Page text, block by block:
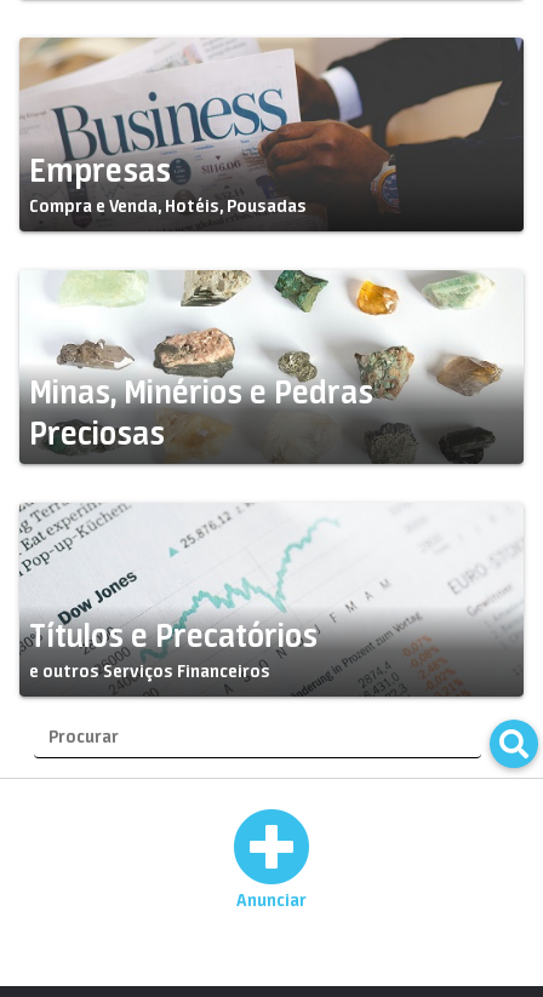
Empresas
Compra e Venda, Hotéis, Pousadas
Minas, Minérios e Pedras
Preciosas
Títulos e Precatórios
e outros Serviços Financeiros
Anunciar